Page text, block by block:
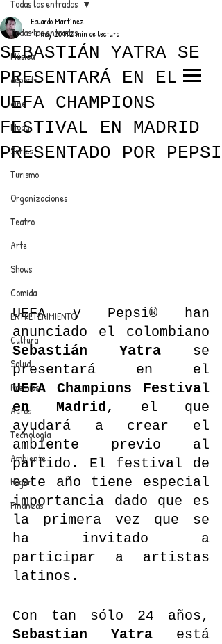
ANUNCIATE CON NOSOTROS
PARA MÁS INFORMACIÓN:
dinamicaseltrendytop@gmail.com
EL TRENDY TOP
CON EDDY MARTINEZ
Todas las entradas
Música
deporte
cine
Moda
Series
Turismo
Organizaciones
Teatro
Arte
Shows
Comida
ENTRETENIMIENTO
Cultura
Salud
Premios
Autos
Tecnología
Ambiente
Hogar
Finanzas
Todas las entradas
SEBASTIÁN YATRA SE
PRESENTARÁ EN EL
UEFA CHAMPIONS
FESTIVAL EN MADRID
PRESENTADO POR PEPSI
Eduardo Martínez
17 may 20192 min de lectura
UEFA y Pepsi® han
Sebastián Yatra se
UEFA Champions Festival
en Madrid, el que
ayudará a crear el
ambiente previo al
partido. El festival de
este año tiene especial
importancia dado que es
la primera vez que se
ha invitado a
participar a artistas
latinos.
Sebastian Yatra está